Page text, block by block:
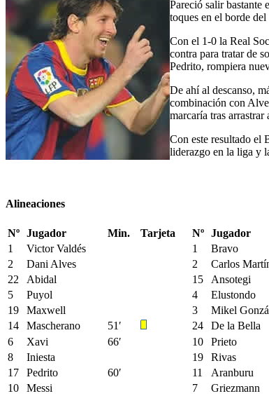
Pareció salir bastante
toques en el borde
Con el 1-0 la Real
contra para tratar de
Pedrito, rompiera
De ahí al descanso,
combinación con
marcaría tras
Con este resultado el
liderazgo en la liga y
Alineaciones
Nº Jugador Min. Tarjeta Nº Jugador
1
Victor Valdés 1
Bravo
2
Dani Alves 2
Carlos
22
Abidal 15
Ansotegi
5
Puyol 4
Elustondo
19
Maxwell 3
Mikel
14
Mascherano 51′ 24
De la Bella
6
Xavi 66′ 10 Prieto
8
Iniesta 19
Rivas
17
Pedrito 60′ 11 Aranburu
10
Messi 7
Griezmann